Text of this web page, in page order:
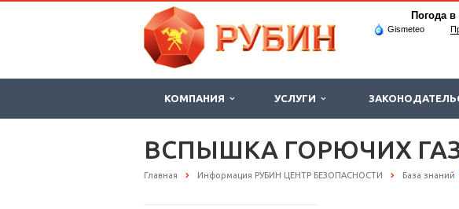
Погода
Gismeteo
КОМПАНИЯ УСЛУГИ
ВСПЫШКА ГОРЮЧИХ
Главная Информация РУБИН ЦЕНТР БЕЗОПАСНОСТИ База знаний